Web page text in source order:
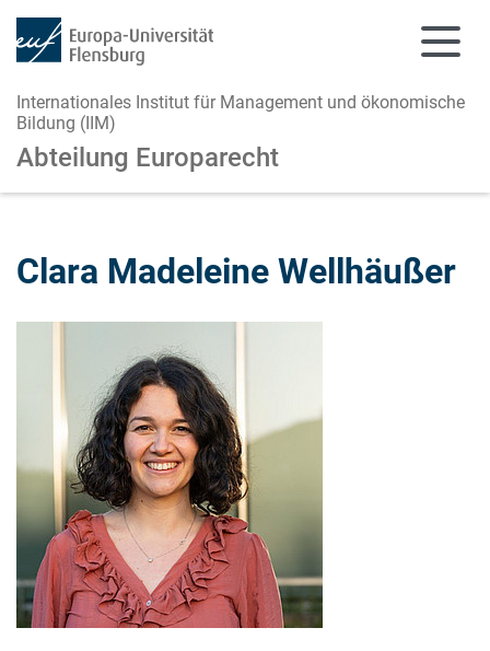
Internationales Institut für Management und ökonomische
Bildung (IIM)
Abteilung Europarecht
Clara Madeleine Wellhäußer